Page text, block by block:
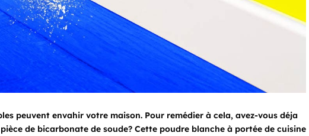
peuvent envahir votre maison. Pour remédier à cela, avez-vous déja
de bicarbonate de soude? Cette poudre blanche à portée de cuisine